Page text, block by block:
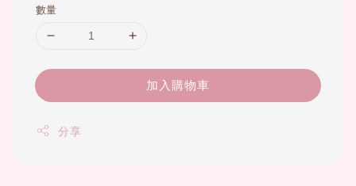
數量
加入購物車
分享